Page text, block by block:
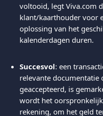
voltooid, legt Viva.com
klant/kaarthouder voor
oplossing van het
kalenderdagen duren.
Succesvol: een
relevante documentatie
geaccepteerd, is
wordt het
rekening, om het geld